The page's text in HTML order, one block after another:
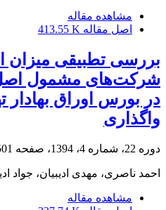
مشاهده مقاله
اصل مقاله 413.55 K
بررسی تطبیقی میزان
در بورس اوراق بهادار
واگذاری
دوره 22، شماره 4، 1394، صفحه 520
احمد ناصری، مهدی ادیبیان، جواد
مشاهده مقاله